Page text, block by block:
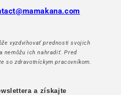
vyzdvihovať prednosti svojich
nemôžu ich nahradiť. Pred
so zdravotníckym pracovníkom.
a získajte